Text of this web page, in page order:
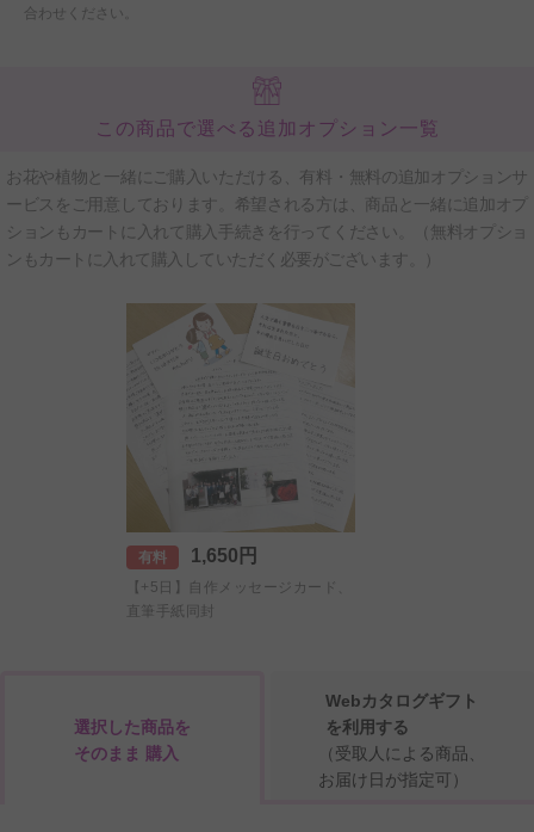
合わせください。
この商品で選べる追加オプション一覧
お花や植物と一緒にご購入いただける、有料・無料の追加オプションサ
ービスをご用意しております。希望される方は、商品と一緒に追加オプ
ションもカートに入れて購入手続きを行ってください。（無料オプショ
ンもカートに入れて購入していただく必要がございます。）
有料 1,650円
【+5日】自作メッセージカード、
直筆手紙同封
選択した商品を
そのまま 購入
Webカタログギフト
を利用する
（受取人による商品、
お届け日が指定可）